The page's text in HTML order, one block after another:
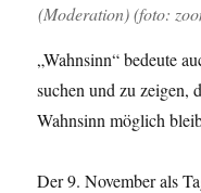
(Moderation) (foto:
„Wahnsinn“ bedeute
suchen und zu zeigen,
Wahnsinn möglich
Der 9. November als